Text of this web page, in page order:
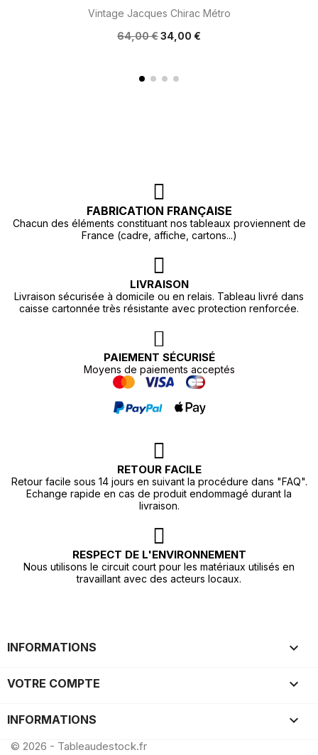
Vintage Jacques Chirac Métro
64,00 €34,00 €
FABRICATION FRANÇAISE
Chacun des éléments constituant nos tableaux proviennent de
France (cadre, affiche, cartons...)
LIVRAISON
Livraison sécurisée à domicile ou en relais. Tableau livré dans
caisse cartonnée très résistante avec protection renforcée.
PAIEMENT SÉCURISÉ
Moyens de paiements acceptés
RETOUR FACILE
Retour facile sous 14 jours en suivant la procédure dans "FAQ".
Echange rapide en cas de produit endommagé durant la
livraison.
RESPECT DE L'ENVIRONNEMENT
Nous utilisons le circuit court pour les matériaux utilisés en
travaillant avec des acteurs locaux.
INFORMATIONS 
VOTRE COMPTE 
INFORMATIONS keyboard_arrow_down
© 2026 - Tableaudestock.fr